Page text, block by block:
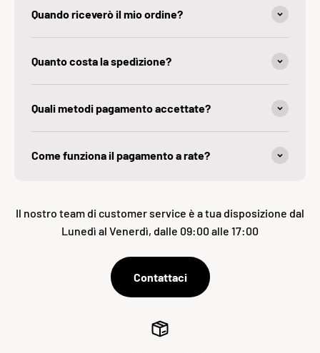
Quando riceverò il mio ordine?
Quanto costa la spedìzione?
Quali metodi pagamento accettate?
Come funziona il pagamento a rate?
Il nostro team di customer service è a tua disposizione dal
Lunedì al Venerdì, dalle 09:00 alle 17:00
Contattaci